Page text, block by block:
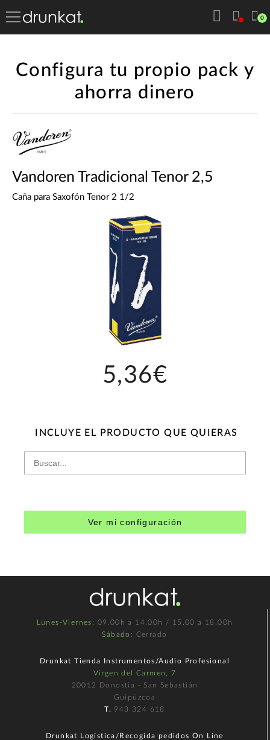
0
Configura tu propio pack y
ahorra dinero
Vandoren Tradicional Tenor 2,5
Caña para Saxofón Tenor 2 1/2
5,36€
INCLUYE EL PRODUCTO QUE QUIERAS
Ver mi configuración
Lunes-Viernes : 09.00h a 14.00h / 15.00 a 18.00h
Sábado : Cerrado
Drunkat Tienda Instrumentos/Audio Profesional
Virgen del Carmen, 7
20012 Donostia - San Sebastián
Guipúzcoa
T. 943 324 618
Drunkat Logística/Recogida pedidos On Line